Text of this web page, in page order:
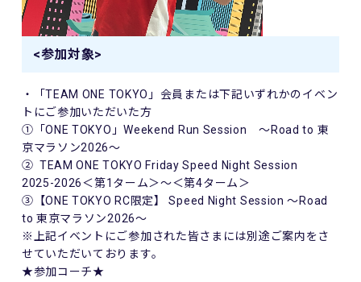
<参加対象>
・「TEAM ONE TOKYO」会員または下記いずれかのイベン
トにご参加いただいた方
①「ONE TOKYO」Weekend Run Session ～Road to 東
京マラソン2026～
② TEAM ONE TOKYO Friday Speed Night Session
2025-2026＜第1ターム＞～＜第4ターム＞
③【ONE TOKYO RC限定】 Speed Night Session ～Road
to 東京マラソン2026～
※上記イベントにご参加された皆さまには別途ご案内をさ
せていただいております。
★参加コーチ★